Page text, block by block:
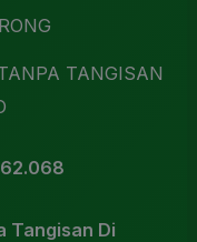
TANGISAN
Tangisan Di